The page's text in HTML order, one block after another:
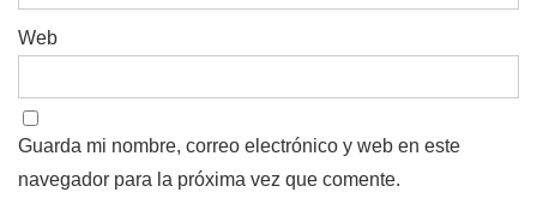
Web
Guarda mi nombre, correo electrónico y web en este
navegador para la próxima vez que comente.